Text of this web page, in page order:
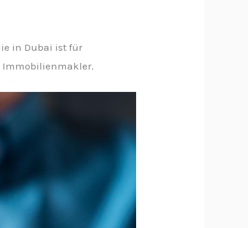
in Dubai ist für
Immobilienmakler.